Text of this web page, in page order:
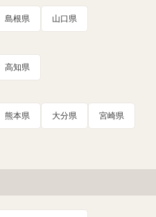
島根県 山口県
高知県
熊本県 大分県 宮崎県